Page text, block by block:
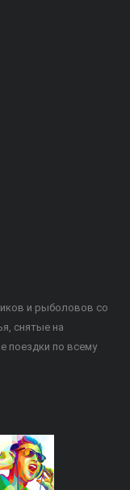
и рыболовов со
снятые на
поездки по всему